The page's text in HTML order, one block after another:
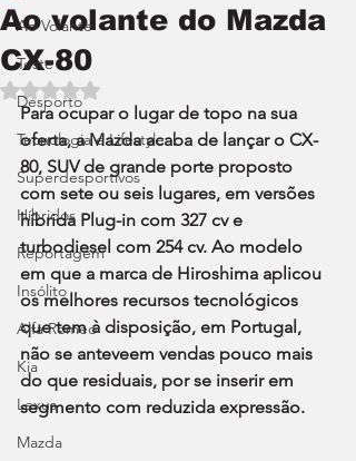
Ao Volante
Teste
Desporto
Tecnologia e Lifestyle
Superdesportivos
Híbridos
Reportagem
Insólito
Alfa Romeo
Kia
Lexus
Mazda
Ao volante do Mazda
CX-80
Avaliado com NaN de 5 estrelas.
Para ocupar o lugar de topo na sua
oferta, a Mazda acaba de lançar o CX-
80, SUV de grande porte proposto
com sete ou seis lugares, em versões
híbrida Plug-in com 327 cv e
turbodiesel com 254 cv. Ao modelo
em que a marca de Hiroshima aplicou
os melhores recursos tecnológicos
que tem à disposição, em Portugal,
não se anteveem vendas pouco mais
do que residuais, por se inserir em
segmento com reduzida expressão.